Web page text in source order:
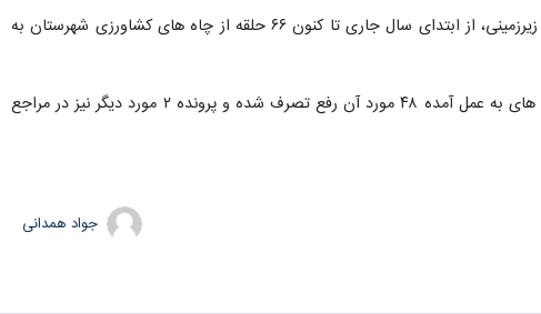
وی با اشاره به انسداد ۲۰ حلقه چاه غیر مجاز در سال جاری، ادامه داد: به منظور مدیریت برداشت از منابع آب زیرزمینی، از ابتدای سال جاری تا کنون ۶۶ حلقه از چاه های کشاورزی شهرستان به
رضازاده تاکید کرد: ۵۰ مورد از دخل و تصرف به حریم رودخانه های شهرستان شناسایی شده است که با پیگیری های به عمل آمده ۴۸ مورد آن رفع تصرف شده و پرونده ۲ مورد دیگر نیز در مراجع
جواد همدانی